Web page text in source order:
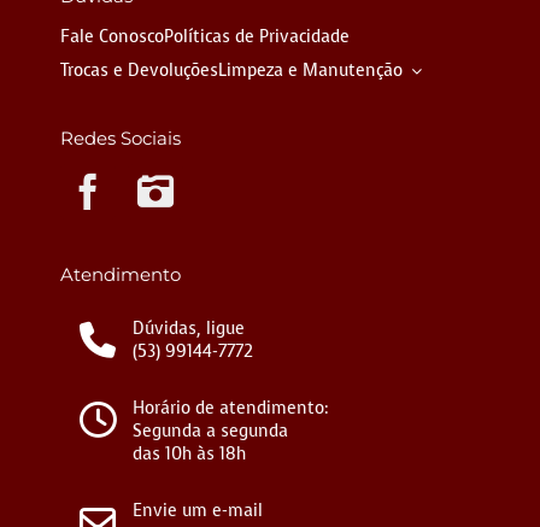
Fale ConoscoPolíticas de Privacidade
Trocas e DevoluçõesLimpeza e Manutenção
Redes Sociais
Atendimento
Dúvidas, ligue
(53) 99144-7772
Horário de atendimento:
Segunda a segunda
das 10h às 18h
Envie um e-mail